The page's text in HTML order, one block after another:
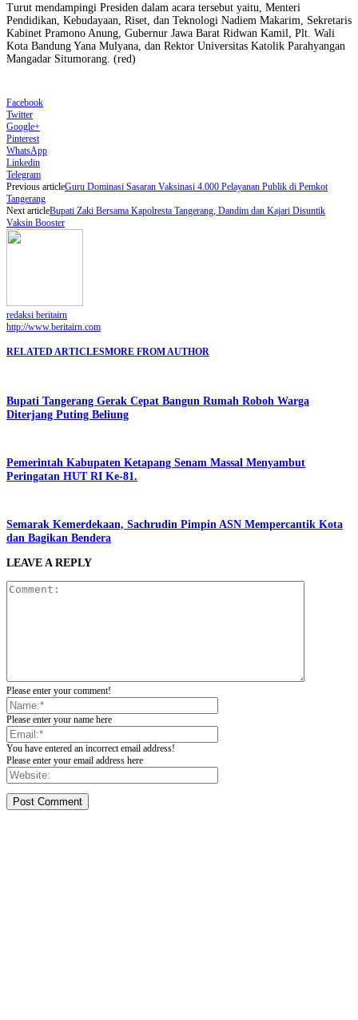
Turut mendampingi Presiden dalam acara tersebut yaitu, Menteri
Pendidikan, Kebudayaan, Riset, dan Teknologi Nadiem Makarim, Sekretaris
Kabinet Pramono Anung, Gubernur Jawa Barat Ridwan Kamil, Plt. Wali
Kota Bandung Yana Mulyana, dan Rektor Universitas Katolik Parahyangan
Mangadar Situmorang. (red)
Facebook
Twitter
Google+
Pinterest
WhatsApp
Linkedin
Telegram
Previous articleGuru Dominasi Sasaran Vaksinasi 4.000 Pelayanan Publik di Pemkot
Tangerang
Next articleBupati Zaki Bersama Kapolresta Tangerang, Dandim dan Kajari Disuntik
Vaksin Booster
redaksi beritairn
http://www.beritairn.com
RELATED ARTICLESMORE FROM AUTHOR
Bupati Tangerang Gerak Cepat Bangun Rumah Roboh Warga
Diterjang Puting Beliung
Pemerintah Kabupaten Ketapang Senam Massal Menyambut
Peringatan HUT RI Ke-81.
Semarak Kemerdekaan, Sachrudin Pimpin ASN Mempercantik Kota
dan Bagikan Bendera
LEAVE A REPLY
Please enter your comment!
Please enter your name here
You have entered an incorrect email address!
Please enter your email address here